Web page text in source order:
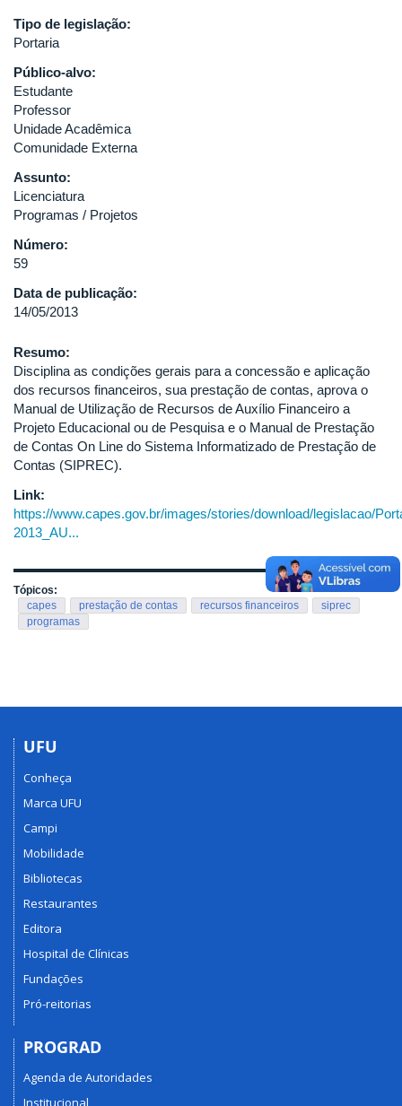
Tipo de legislação:
Portaria
Público-alvo:
Estudante
Professor
Unidade Acadêmica
Comunidade Externa
Assunto:
Licenciatura
Programas / Projetos
Número:
59
Data de publicação:
14/05/2013
Resumo:
Disciplina as condições gerais para a concessão e aplicação
dos recursos financeiros, sua prestação de contas, aprova o
Manual de Utilização de Recursos de Auxílio Financeiro a
Projeto Educacional ou de Pesquisa e o Manual de Prestação
de Contas On Line do Sistema Informatizado de Prestação de
Contas (SIPREC).
Link:
https://www.capes.gov.br/images/stories/download/legislacao/
2013_AU...
Tópicos:
capes
prestação de contas recursos financeiros
siprec
programas
UFU
Conheça
Marca UFU
Campi
Mobilidade
Bibliotecas
Restaurantes
Editora
Hospital de Clínicas
Fundações
Pró-reitorias
PROGRAD
Agenda de Autoridades
Institucional